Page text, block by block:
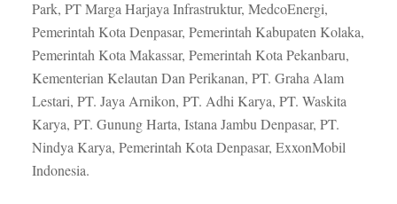
Park, PT Marga Harjaya Infrastruktur, MedcoEnergi,
Pemerintah Kota Denpasar, Pemerintah Kabupaten Kolaka,
Pemerintah Kota Makassar, Pemerintah Kota Pekanbaru,
Kementerian Kelautan Dan Perikanan, PT. Graha Alam
Lestari, PT. Jaya Arnikon, PT. Adhi Karya, PT. Waskita
Karya, PT. Gunung Harta, Istana Jambu Denpasar, PT.
Nindya Karya, Pemerintah Kota Denpasar, ExxonMobil
Indonesia.